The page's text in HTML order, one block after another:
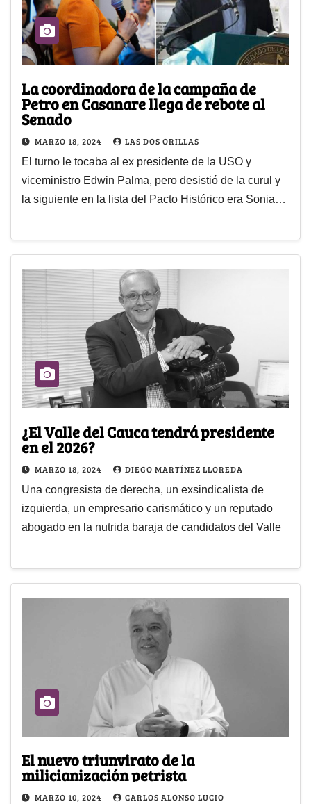
La coordinadora de la campaña de
Petro en Casanare llega de rebote al
Senado
MARZO 18, 2024 LAS DOS ORILLAS
El turno le tocaba al ex presidente de la USO y
viceministro Edwin Palma, pero desistió de la curul y
la siguiente en la lista del Pacto Histórico era Sonia…
¿El Valle del Cauca tendrá presidente
en el 2026?
MARZO 18, 2024 DIEGO MARTÍNEZ LLOREDA
Una congresista de derecha, un exsindicalista de
izquierda, un empresario carismático y un reputado
abogado en la nutrida baraja de candidatos del Valle
El nuevo triunvirato de la
milicianización petrista
MARZO 10, 2024 CARLOS ALONSO LUCIO